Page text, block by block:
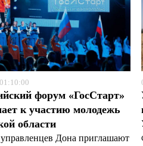
форум «ГосСтарт»
к участию молодежь
области
Дона приглашают